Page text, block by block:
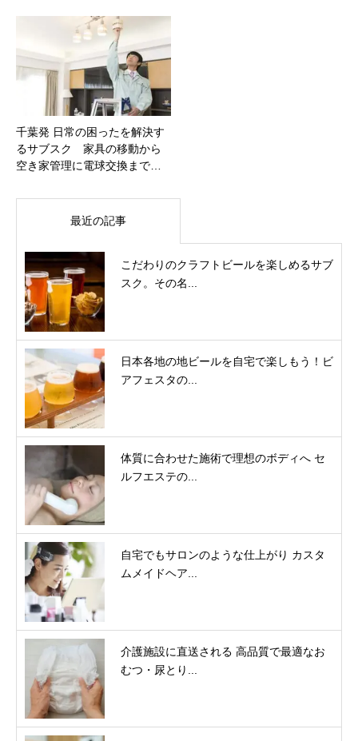
千葉発 日常の困ったを解決す
るサブスク 家具の移動から
空き家管理に電球交換まで…
最近の記事
こだわりのクラフトビールを楽しめるサブ
スク。その名...
日本各地の地ビールを自宅で楽しもう！ビ
アフェスタの...
体質に合わせた施術で理想のボディへ セ
ルフエステの...
自宅でもサロンのような仕上がり カスタ
ムメイドヘア...
介護施設に直送される 高品質で最適なお
むつ・尿とり...